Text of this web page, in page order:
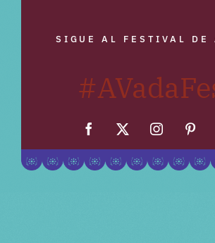
SIGUE AL FESTIVAL DE